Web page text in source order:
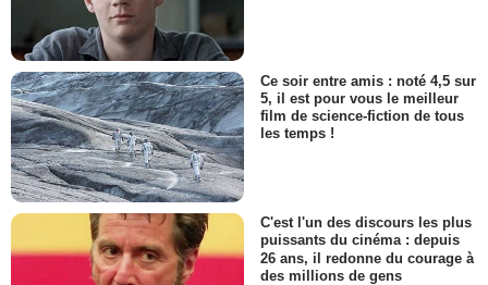
Ce soir entre amis : noté 4,5 sur
5, il est pour vous le meilleur
film de science-fiction de tous
les temps !
C'est l'un des discours les plus
puissants du cinéma : depuis
26 ans, il redonne du courage à
des millions de gens